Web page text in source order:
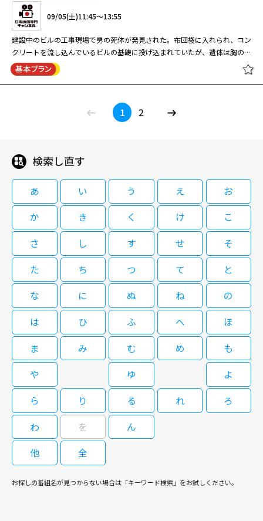
くる姉・宴（山田）と妹・環（井森）による結婚競争？が軸となって展開さ
れる。そして、国際線ゆえに世界の各都市が毎回の舞台となるのも見どころ
のひとつ。 ※スチュワーデスの現在の呼称は、客室乗務員（CA）ですが、
初回放送当時（1990年）の呼称を文中に使用しました。
数々の流行語を生み出し、社会現象にもなった『スチュワーデス物語』から
6年後の1990年。当時のメインスタッフが再結集し、もうひとつの“物語”が
描かれた。元スチュワーデスの新米アシスタントパーサーとおちこぼれスチ
ュワーデスたちが国際線を舞台に大活躍？！するさまを描く。“根性”と“成
長”という『スチュワーデス物語』からのエッセンスは残しつつも、登場人
公のアシスタントパーサー・春野宴を演じるのは山田邦子。井森美幸、有森
也実、田中美奈子、とよた真帆、石田ひかりら総勢40名がスチュワーデス
れる。そして、国際線ゆえに世界の各都市が毎回の舞台となるのも見どころ
初回放送当時（1990年）の呼称を文中に使用しました。
トップスチュワーデス物語「もてる
『女』になるぞ！」第6回
6年後の1990年。当時のメインスタッフが再結集し、もうひとつの“物語”が
描かれた。元スチュワーデスの新米アシスタントパーサーとおちこぼれスチ
ュワーデスたちが国際線を舞台に大活躍？！するさまを描く。“根性”と“成
長”という『スチュワーデス物語』からのエッセンスは残しつつも、登場人
物たちの設定などは1990年当時のトレンドが色濃く反映されている。 主人
公のアシスタントパーサー・春野宴を演じるのは山田邦子。井森美幸、有森
也実、田中美奈子、とよた真帆、石田ひかりら総勢40名がスチュワーデス
役に扮する。 物語は、スチュワーデスらの奔放な青春と彼女たちに振り回
される宴の悪戦苦闘ぶり、そして家業の跡継ぎから逃れ結婚に向けて焦りま
くる姉・宴（山田）と妹・環（井森）による結婚競争？が軸となって展開さ
れる。そして、国際線ゆえに世界の各都市が毎回の舞台となるのも見どころ
のひとつ。 ※スチュワーデスの現在の呼称は、客室乗務員（CA）ですが、
初回放送当時（1990年）の呼称を文中に使用しました。
トップスチュワーデス物語「勇気ふ
るって求愛！！」第7回
09/04(金)06:00～07:00
数々の流行語を生み出し、社会現象にもなった『スチュワーデス物語』から
6年後の1990年。当時のメインスタッフが再結集し、もうひとつの“物語”が
描かれた。元スチュワーデスの新米アシスタントパーサーとおちこぼれスチ
ュワーデスたちが国際線を舞台に大活躍？！するさまを描く。“根性”と“成
長”という『スチュワーデス物語』からのエッセンスは残しつつも、登場人
物たちの設定などは1990年当時のトレンドが色濃く反映されている。 主人
公のアシスタントパーサー・春野宴を演じるのは山田邦子。井森美幸、有森
也実、田中美奈子、とよた真帆、石田ひかりら総勢40名がスチュワーデス
役に扮する。 物語は、スチュワーデスらの奔放な青春と彼女たちに振り回
される宴の悪戦苦闘ぶり、そして家業の跡継ぎから逃れ結婚に向けて焦りま
くる姉・宴（山田）と妹・環（井森）による結婚競争？が軸となって展開さ
れる。そして、国際線ゆえに世界の各都市が毎回の舞台となるのも見どころ
のひとつ。 ※スチュワーデスの現在の呼称は、客室乗務員（CA）ですが、
初回放送当時（1990年）の呼称を文中に使用しました。
トップスチュワーデス物語「恋の意
地悪ごっこ！」第8回
09/07(月)06:00～07:00
数々の流行語を生み出し、社会現象にもなった『スチュワーデス物語』から
描かれた。元スチュワーデスの新米アシスタントパーサーとおちこぼれスチ
き詩人・ズボロフスキー（稲葉友）はモディリアーニの絵に感動し、彼を成
功に導こうと自ら画商に転身する。だが、前途には想像を超えた障壁が待ち
受けていた。パリ・モンパルナスの街で繰り広げられる、ふたりの男の友情
と葛藤、愛と裏切り、警察沙汰、戦争の影、生と死。やがてモディリアーニ
はうら若き女性ジャンヌ（宮澤佐江）との愛にのめり込み、衝撃のラストへ
と突き進んでいく。 （2024年6月15日～23日 東京・よみうり大手町ホー
片平なぎさがアメリカ国防情報局に留学経験のある犯罪心理分析のプロを演
じる刑事ドラマ・第3弾！ ある日、捜査一課の班長・湯島は10年前に亡くな
った妻の法事に参加していた。崖から転落死した妻の事件は、事故か自殺と
して処理されたが、湯島は未だその結論に納得できずにいた。法事では妻の
友人・紺野から「話したいことがある」と声を掛けられ、後日合う約束をし
た湯島。しかし約束の日、紺野は変死体として発見されてしまい…。
09/05(土)11:45～13:55
建設中のビルの工事現場で男の死体が発見された。布団袋に入れられ、コン
クリートを流し込んでいるビルの基礎に投げ込まれていたが、遺体は胸の前
で両手を組み、その手にはノミが握られていた。司法解剖の結果、遺体は死
後1週間が経過しており、凶器のノミで心臓を刺されてほぼ即死状態だっ
院から抜け出し、捜索願が出されていた。古川は肺がんで余命わずかだった
という。早速、殺された古川の娘・悦子（秋本奈緒美）が呼ばれ、身元確認
おとなのサスペンス劇場 刑事 吉永誠
一 涙の事件簿２ 帰れない遺骨 （主
演・船越英一郎）
09/05(土)11:45～13:55
建設中のビルの工事現場で男の死体が発見された。布団袋に入れられ、コン
クリートを流し込んでいるビルの基礎に投げ込まれていたが、遺体は胸の前
で両手を組み、その手にはノミが握られていた。司法解剖の結果、遺体は死
後1週間が経過しており、凶器のノミで心臓を刺されてほぼ即死状態だっ
た。殺された古川総次郎（左とん平）は、8日前に入院していた小田原の病
院から抜け出し、捜索願が出されていた。古川は肺がんで余命わずかだった
という。早速、殺された古川の娘・悦子（秋本奈緒美）が呼ばれ、身元確認
が行われるが…。
閉じる
1 2
検索し直す
あ い う え
お
か
き く け
こ
さ
し す せ
そ
た
ち つ て
と
な
に ぬ ね
の
は
ひ ふ へ
ほ
ま
み む め
も
や
ゆ
よ
ら
り る れ
ろ
わ
を
ん
他
全
お探しの番組名が見つからない場合は「キーワード検索」をお試しください。